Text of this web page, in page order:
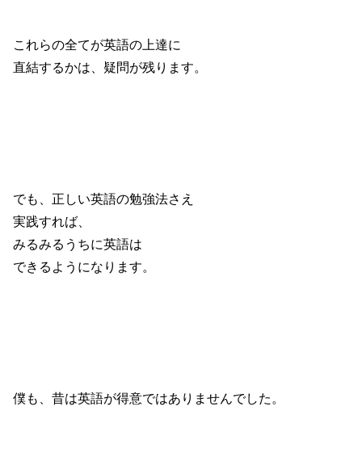
これらの全てが英語の上達に
直結するかは、疑問が残ります。
でも、正しい英語の勉強法さえ
実践すれば、
みるみるうちに英語は
できるようになります。
僕も、昔は英語が得意ではありませんでした。